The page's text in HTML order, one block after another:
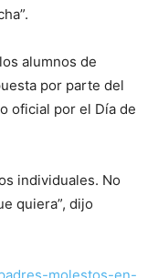
alumnos de
por parte del
oficial por el Día de
individuales. No
quiera”, dijo
molestos-en-